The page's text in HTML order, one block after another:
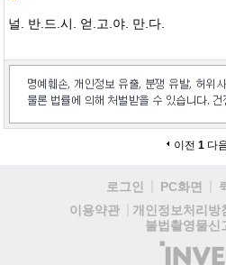
널. 반.드.시. 얻.고.야. 만.다.
이전 1 다
로그인 PC화면
이용약관
개인정보처리방
불법촬영물신
(주)